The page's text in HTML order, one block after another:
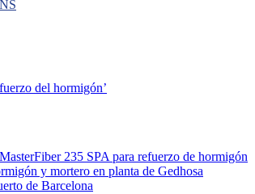
del hormigón’
235 SPA para refuerzo de hormigón
y mortero en planta de Gedhosa
de Barcelona